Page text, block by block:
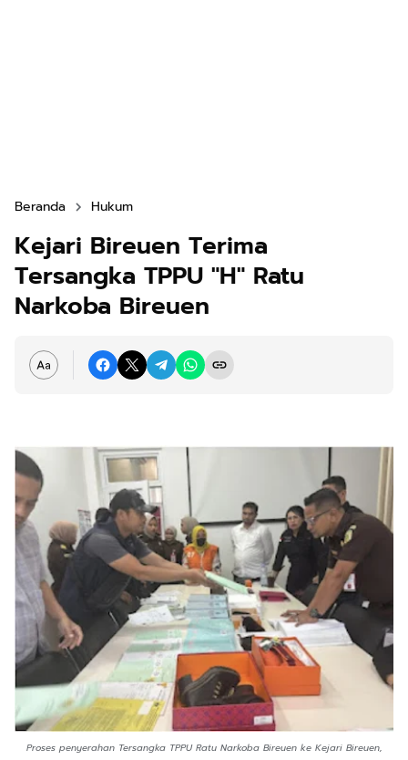
Beranda Hukum
Kejari Bireuen Terima
Tersangka TPPU "H" Ratu
Narkoba Bireuen
Proses penyerahan Tersangka TPPU Ratu Narkoba Bireuen ke Kejari Bireuen,